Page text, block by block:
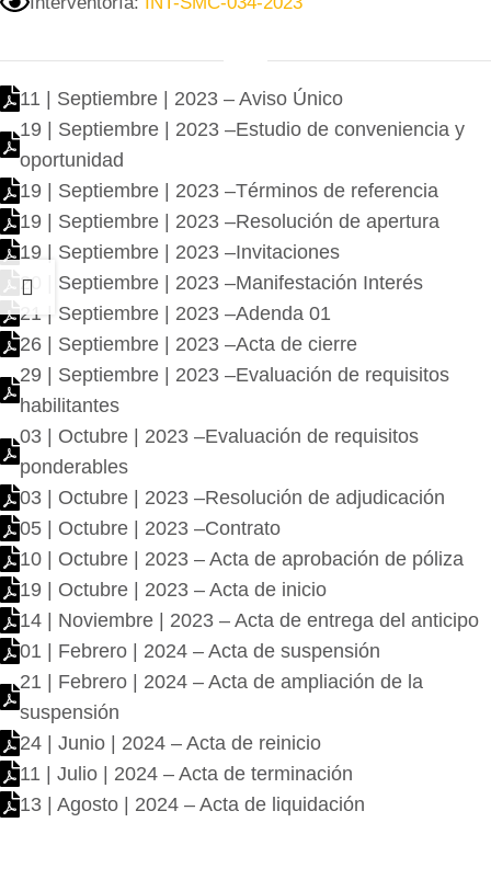
11 | Septiembre | 2023 – Aviso Único
19 | Septiembre | 2023 –Estudio de conveniencia y
oportunidad
19 | Septiembre | 2023 –Términos de referencia
19 | Septiembre | 2023 –Resolución de apertura
19 | Septiembre | 2023 –Invitaciones
20 | Septiembre | 2023 –Manifestación Interés
21 | Septiembre | 2023 –Adenda 01
26 | Septiembre | 2023 –Acta de cierre
29 | Septiembre | 2023 –Evaluación de requisitos
habilitantes
03 | Octubre | 2023 –Evaluación de requisitos
ponderables
03 | Octubre | 2023 –Resolución de adjudicación
05 | Octubre | 2023 –Contrato
10 | Octubre | 2023 – Acta de aprobación de póliza
19 | Octubre | 2023 – Acta de inicio
14 | Noviembre | 2023 – Acta de entrega del anticipo
01 | Febrero | 2024 – Acta de suspensión
21 | Febrero | 2024 – Acta de ampliación de la
suspensión
24 | Junio | 2024 – Acta de reinicio
11 | Julio | 2024 – Acta de terminación
13 | Agosto | 2024 – Acta de liquidación